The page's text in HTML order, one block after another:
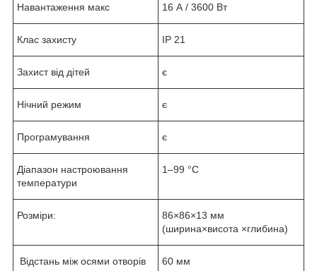
Навантаження макс 16 А / 3600 Вт
Клас захисту IP 21
Захист від дітей є
Нічний режим є
Програмування є
Діапазон настроювання
температури
1–99 °C
Розміри:
86×86×13 мм
(ширина×висота ×глибина)
Відстань між осями отворів 60 мм